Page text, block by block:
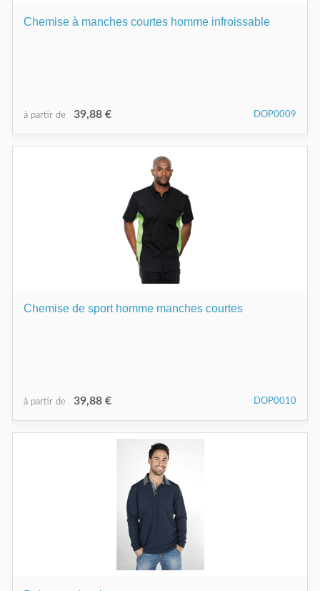
Chemise à manches courtes homme infroissable
à partir de 39,88 € DOP0009
Chemise de sport homme manches courtes
à partir de 39,88 € DOP0010